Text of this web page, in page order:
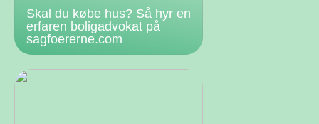
Skal du købe hus? Så hyr en
erfaren boligadvokat på
sagfoererne.com